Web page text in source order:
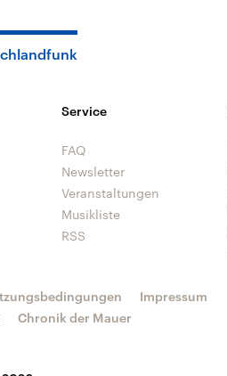
Service
FAQ
Newsletter
Veranstaltungen
Musikliste
RSS
Impressum
Chronik der Mauer